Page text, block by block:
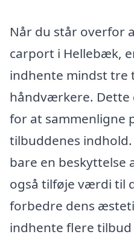
Når du står overfor
carport i Hellebæk,
indhente mindst tre
håndværkere. Dette
for at sammenligne
tilbuddenes
bare en beskyttelse
også tilføje værdi til
forbedre dens
indhente flere